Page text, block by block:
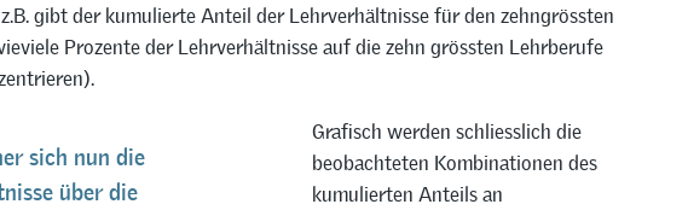
gibt der kumulierte Anteil der Lehrverhältnisse für den zehngrössten
Prozente der Lehrverhältnisse auf die zehn grössten Lehrberufe
sich nun die
über die
Grafisch werden schliesslich die
beobachteten Kombinationen des
kumulierten Anteils an